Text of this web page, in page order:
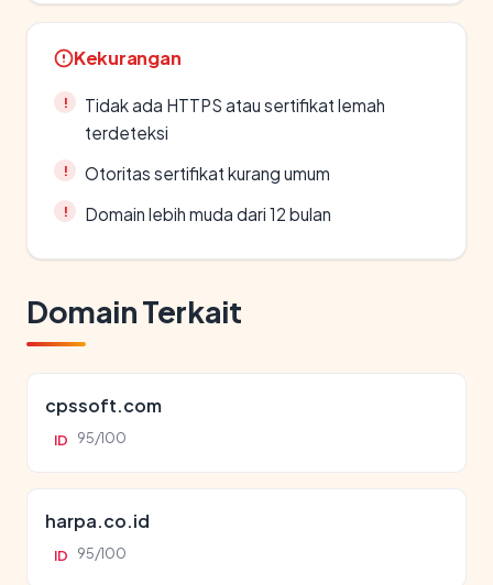
Kekurangan
Tidak ada HTTPS atau sertifikat lemah
terdeteksi
Otoritas sertifikat kurang umum
Domain lebih muda dari 12 bulan
Domain Terkait
cpssoft.com
ID 95/100
harpa.co.id
ID 95/100